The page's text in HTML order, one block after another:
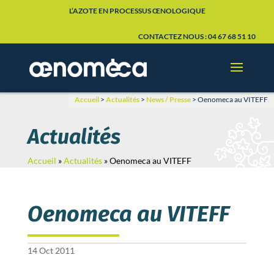
L’AZOTE EN PROCESSUS ŒNOLOGIQUE
CONTACTEZ NOUS : 04 67 68 51 10
Accueil > Actualités > News / Presse > Oenomeca au VITEFF
Actualités
Accueil »Actualités»Oenomeca au VITEFF
Oenomeca au VITEFF
14 Oct 2011